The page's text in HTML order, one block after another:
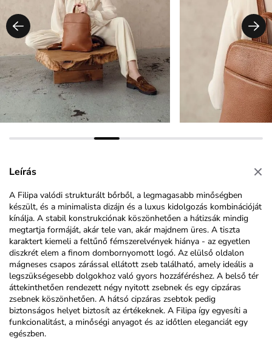
Leírás
A Filipa valódi strukturált bőrből, a legmagasabb minőségben
készült, és a minimalista dizájn és a luxus kidolgozás kombinációját
kínálja. A stabil konstrukciónak köszönhetően a hátizsák mindig
megtartja formáját, akár tele van, akár majdnem üres. A tiszta
karaktert kiemeli a feltűnő fémszerelvények hiánya - az egyetlen
diszkrét elem a finom dombornyomott logó. Az elülső oldalon
mágneses csapos zárással ellátott zseb található, amely ideális a
legszükségesebb dolgokhoz való gyors hozzáféréshez. A belső tér
áttekinthetően rendezett négy nyitott zsebnek és egy cipzáras
zsebnek köszönhetően. A hátsó cipzáras zsebtok pedig
biztonságos helyet biztosít az értékeknek. A Filipa így egyesíti a
funkcionalitást, a minőségi anyagot és az időtlen eleganciát egy
egészben.